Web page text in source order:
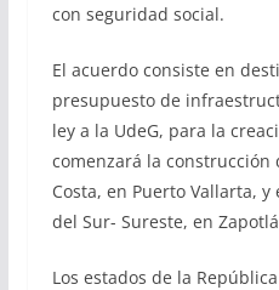
con seguridad social.
El acuerdo consiste en
presupuesto de
ley a la UdeG, para la
comenzará la construcción
Costa, en Puerto Vallarta,
del Sur- Sureste, en
Los estados de la